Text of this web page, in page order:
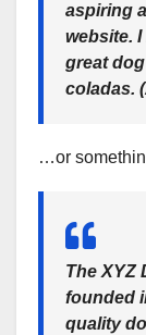
aspiring
website.
great
coladas.
…or
The XYZ
founded
quality